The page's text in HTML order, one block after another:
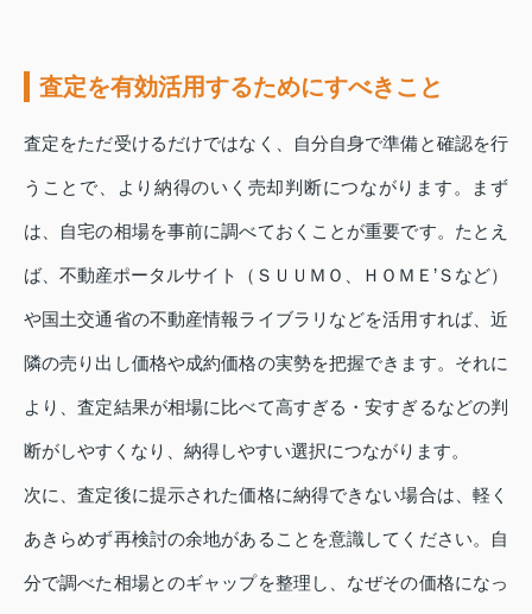
査定を有効活用するためにすべきこと
査定をただ受けるだけではなく、自分自身で準備と確認を行
うことで、より納得のいく売却判断につながります。まず
は、自宅の相場を事前に調べておくことが重要です。たとえ
ば、不動産ポータルサイト（ＳＵＵＭＯ、ＨＯＭＥ’Ｓなど）
や国土交通省の不動産情報ライブラリなどを活用すれば、近
隣の売り出し価格や成約価格の実勢を把握できます。それに
より、査定結果が相場に比べて高すぎる・安すぎるなどの判
断がしやすくなり、納得しやすい選択につながります。
次に、査定後に提示された価格に納得できない場合は、軽く
あきらめず再検討の余地があることを意識してください。自
分で調べた相場とのギャップを整理し、なぜその価格になっ